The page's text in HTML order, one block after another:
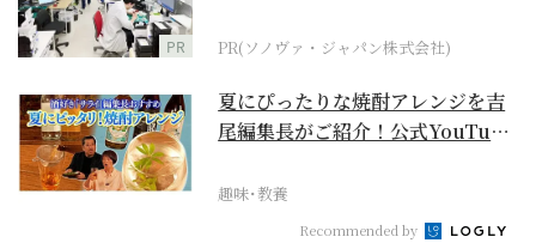
PR PR(ソノヴァ・ジャパン株式会社)
夏にぴったりな焼酎アレンジを吉
尾編集長がご紹介！公式YouTube
趣味･教養
Recommended by